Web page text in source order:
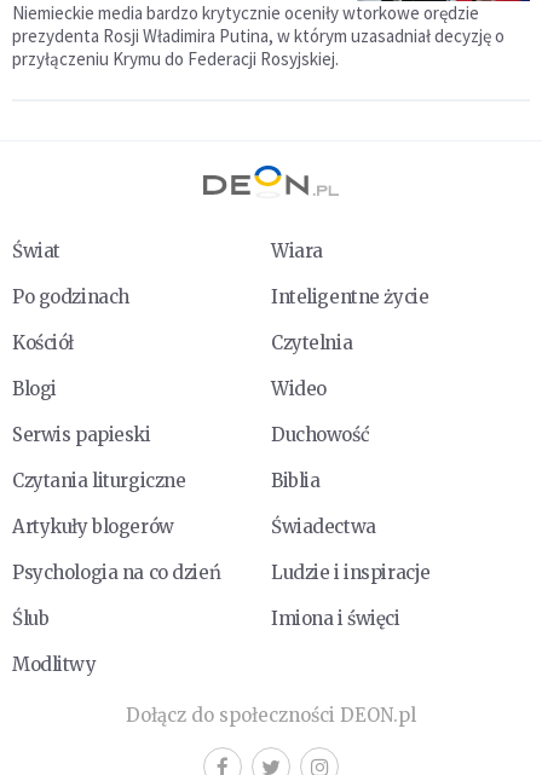
Niemieckie media bardzo krytycznie oceniły wtorkowe orędzie
prezydenta Rosji Władimira Putina, w którym uzasadniał decyzję o
przyłączeniu Krymu do Federacji Rosyjskiej.
Świat
Wiara
Po godzinach
Inteligentne życie
Kościół
Czytelnia
Blogi
Wideo
Serwis papieski
Duchowość
Czytania liturgiczne
Biblia
Artykuły blogerów
Świadectwa
Psychologia na co dzień
Ludzie i inspiracje
Ślub
Imiona i święci
Modlitwy
Dołącz do społeczności DEON.pl